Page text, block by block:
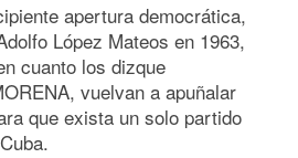
apertura democrática,
López Mateos en 1963,
cuanto los dizque
vuelvan a apuñalar
que exista un solo partido